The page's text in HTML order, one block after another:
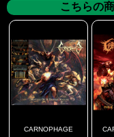
こちらの
CARNOPHAGE